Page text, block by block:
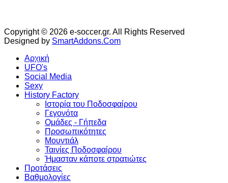
Copyright © 2026 e-soccer.gr. All Rights Reserved
Designed by SmartAddons.Com
Αρχική
UFO's
Social Media
Sexy
History Factory
Ιστορία του Ποδοσφαίρου
Γεγονότα
Ομάδες - Γήπεδα
Προσωπικότητες
Μουντιάλ
Ταινίες Ποδοσφαίρου
Ήμασταν κάποτε στρατιώτες
Προτάσεις
Βαθμολογίες